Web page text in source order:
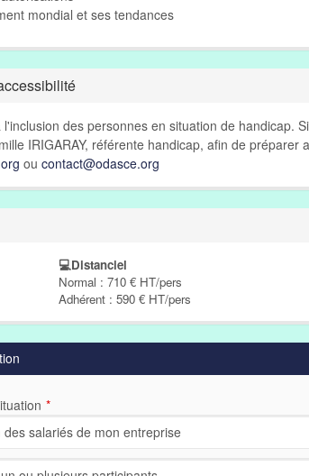
mondial et ses tendances
l'inclusion des personnes en situation de handicap.
IRIGARAY, référente handicap, afin de
ou contact@odasce.org
💻Distanciel
Normal : 710 € HT/pers
Adhérent : 590 € HT/pers